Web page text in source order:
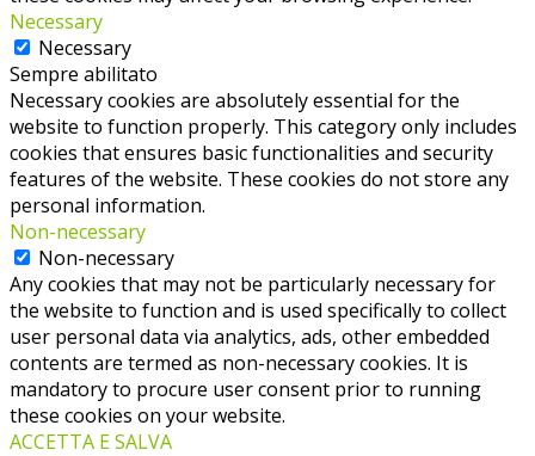
Necessary
Necessary
Sempre abilitato
Necessary cookies are absolutely essential for the
website to function properly. This category only includes
cookies that ensures basic functionalities and security
features of the website. These cookies do not store any
personal information.
Non-necessary
Non-necessary
Any cookies that may not be particularly necessary for
the website to function and is used specifically to collect
user personal data via analytics, ads, other embedded
contents are termed as non-necessary cookies. It is
mandatory to procure user consent prior to running
these cookies on your website.
ACCETTA E SALVA